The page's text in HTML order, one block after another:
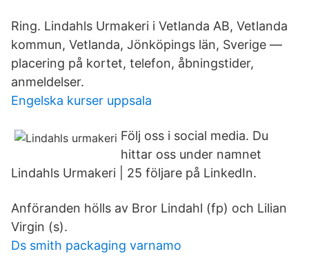
Ring. Lindahls Urmakeri i Vetlanda AB, Vetlanda
kommun, Vetlanda, Jönköpings län, Sverige —
placering på kortet, telefon, åbningstider,
anmeldelser.
Engelska kurser uppsala
Följ oss i social media. Du
hittar oss under namnet
Lindahls Urmakeri | 25 följare på LinkedIn.
Anföranden hölls av Bror Lindahl (fp) och Lilian
Virgin (s).
Ds smith packaging varnamo